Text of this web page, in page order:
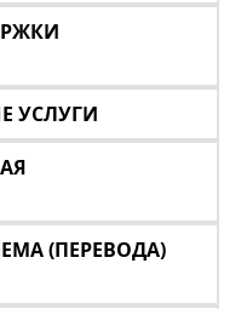
УСЛУГИ
(ПЕРЕВОДА)